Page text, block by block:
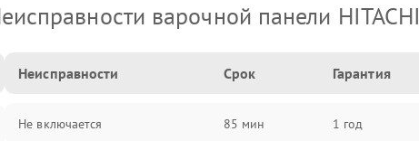
варочной панели HITACHI
Неисправности Срок Гарантия
Не включается 85 мин 1 год